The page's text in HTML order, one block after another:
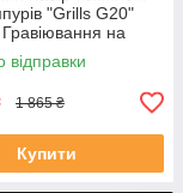
"Grills G20"
на
відправки
1 865 ₴
Купити